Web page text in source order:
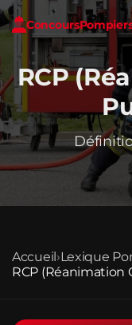
Concours
RCP
Accueil›Lexique
RCP (Réanimation